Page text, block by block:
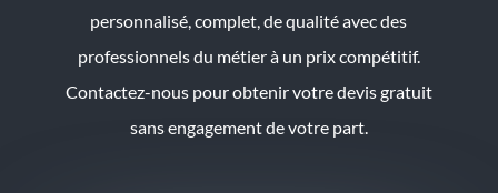
personnalisé, complet, de qualité avec des
professionnels du métier à un prix compétitif.
Contactez-nous pour obtenir votre devis gratuit
sans engagement de votre part.